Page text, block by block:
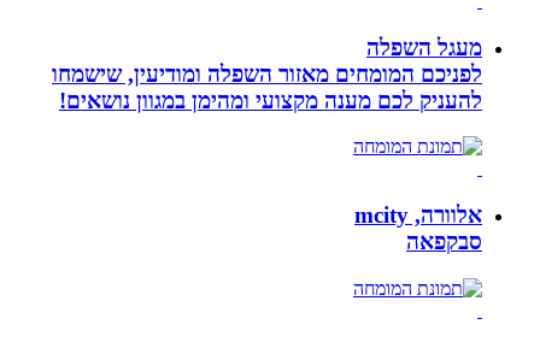
מעגל השפלה
לפניכם המומחים מאזור השפלה ומודיעין, שישמחו
להעניק לכם מענה מקצועי ומהימן במגוון נושאים!
אלוורה, mcity
סבקפאה